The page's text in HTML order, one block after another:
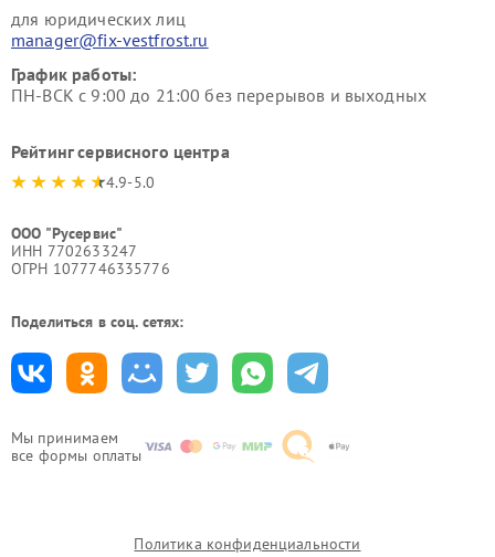
Мы принимаем
все формы оплаты
для юридических лиц
manager@fix-vestfrost.ru
График работы:
ПН-ВСК с 9:00 до 21:00 без перерывов и выходных
Рейтинг сервисного центра
4.9-5.0
ООО "Русервис"
ИНН 7702633247
ОГРН 1077746335776
Поделиться в соц. сетях:
Политика конфиденциальности